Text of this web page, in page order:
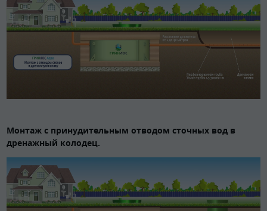
Монтаж с принудительным отводом сточных вод в
дренажный колодец.